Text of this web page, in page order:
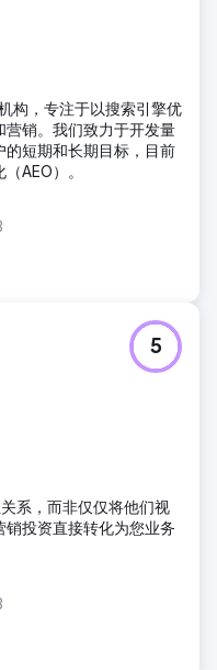
构，专注于以搜索引擎优
营销。我们致力于开发量
短期和长期目标，目前
AEO）。
5
系，而非仅仅将他们视
投资直接转化为您业务